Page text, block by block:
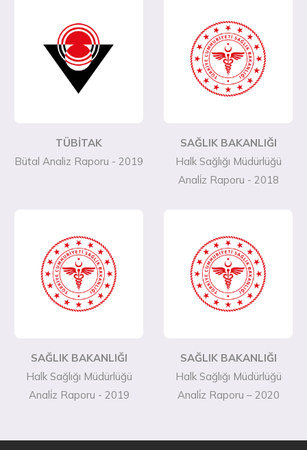
TÜBİTAK
Bütal Analiz Raporu - 2019
SAĞLIK BAKANLIĞI
Halk Sağlığı Müdürlüğü
Anali̇z Raporu - 2018
SAĞLIK BAKANLIĞI
Halk Sağlığı Müdürlüğü
Anali̇z Raporu - 2019
SAĞLIK BAKANLIĞI
Halk Sağlığı Müdürlüğü
Anali̇z Raporu – 2020